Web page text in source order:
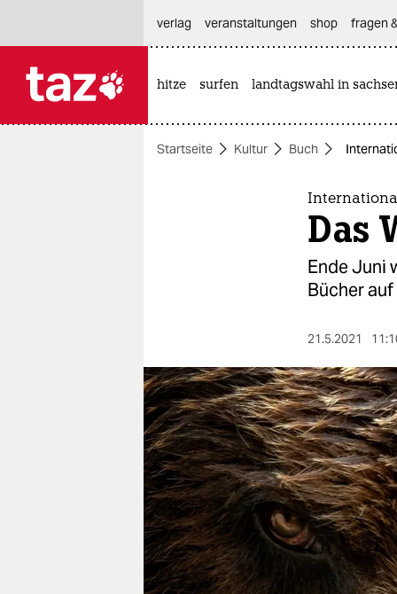
themen
berlin
nord
wahrheit
verlag
verlag
veranstaltungen
verlag
veranstaltungen shop fragen
hitze surfen landtagswahl in
Startseite Kultur Buch
Das
Ende Juni
Bücher
21.5.2021